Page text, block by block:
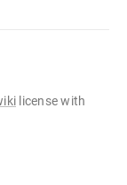
license with